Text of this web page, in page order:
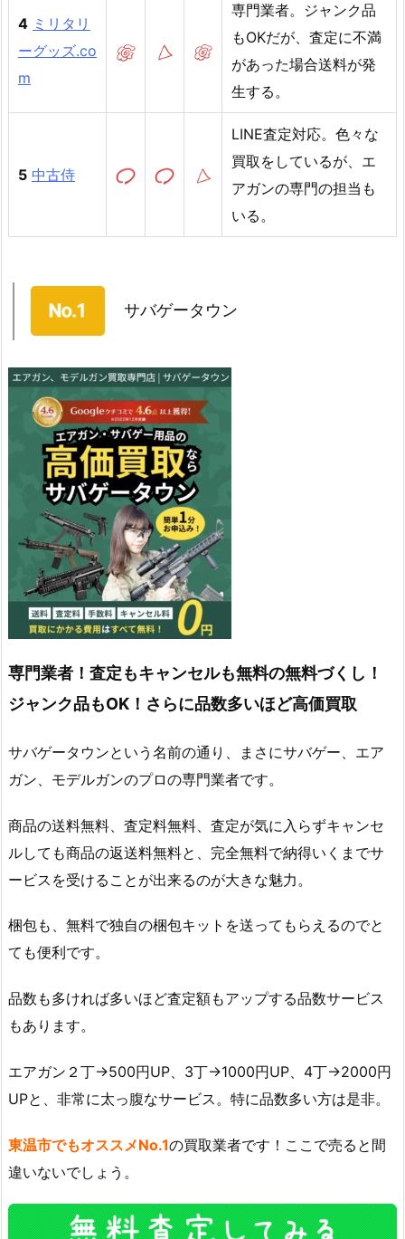
4 ミリタリ
ーグッズ.co
m
専門業者。ジャンク品
もOKだが、査定に不満
があった場合送料が発
生する。
5 中古侍
LINE査定対応。色々な
買取をしているが、エ
アガンの専門の担当も
いる。
サバゲータウン
専門業者！査定もキャンセルも無料の無料づくし！
ジャンク品もOK！さらに品数多いほど高価買取
サバゲータウンという名前の通り、まさにサバゲー、エア
ガン、モデルガンのプロの専門業者です。
商品の送料無料、査定料無料、査定が気に入らずキャンセ
ルしても商品の返送料無料と、完全無料で納得いくまでサ
ービスを受けることが出来るのが大きな魅力。
梱包も、無料で独自の梱包キットを送ってもらえるのでと
ても便利です。
品数も多ければ多いほど査定額もアップする品数サービス
もあります。
エアガン２丁→500円UP、3丁→1000円UP、4丁→2000円
UPと、非常に太っ腹なサービス。特に品数多い方は是非。
東温市でもオススメNo.1の買取業者です！ここで売ると間
違いないでしょう。